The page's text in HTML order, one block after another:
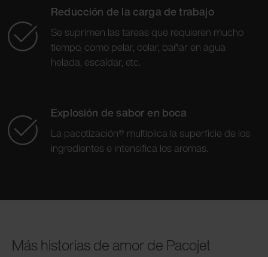
Reducción de la carga de trabajo
Se suprimen las tareas que requieren mucho
tiempo, como pelar, colar, bañar en agua
helada, escaldar, etc.
Explosión de sabor en boca
La pacotización® multiplica la superficie de los
ingredientes e intensifica los aromas.
Más historias de amor de Pacojet